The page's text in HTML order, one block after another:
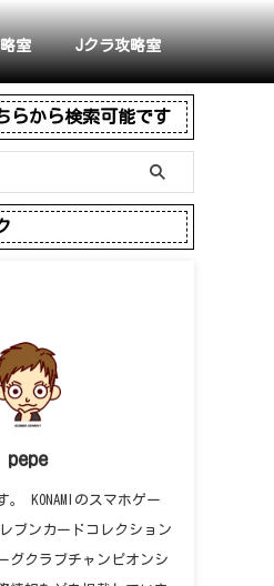
室 Jクラ攻略室
らから検索可能です
pepe
。 KONAMIのスマホゲー
ブンカードコレクション
グクラブチャンピオンシ